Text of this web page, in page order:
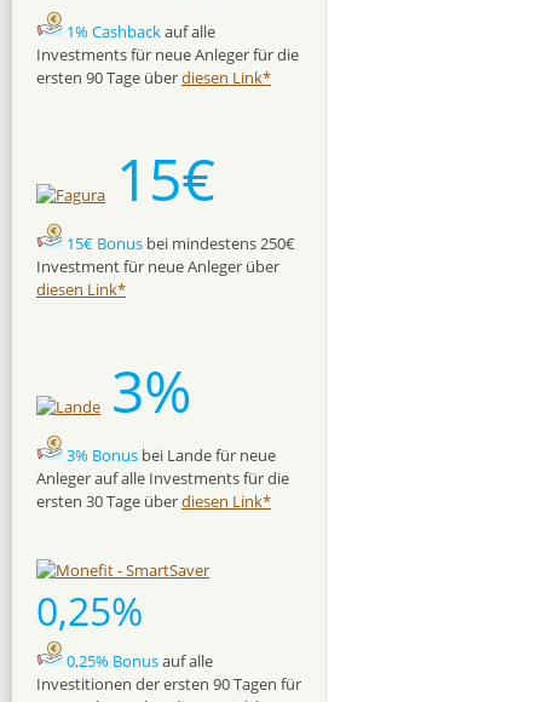
1% Cashbackauf alle
Investments für neue Anleger für die
ersten 90 Tage überdiesen Link*
15€
15€ Bonus bei mindestens 250€
Investment für neue Anleger über
diesen Link*
3%
3% Bonus bei Lande für neue
Anleger auf alle Investments für die
ersten 30 Tage überdiesen Link*
0,25%
0,25% Bonusauf alle
Investitionen der ersten 90 Tagen für